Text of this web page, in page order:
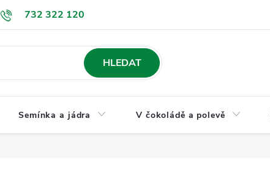
732 322 120
osobních údajů Jak nakupovat
HLEDAT
Semínka a jádra V čokoládě a polevě